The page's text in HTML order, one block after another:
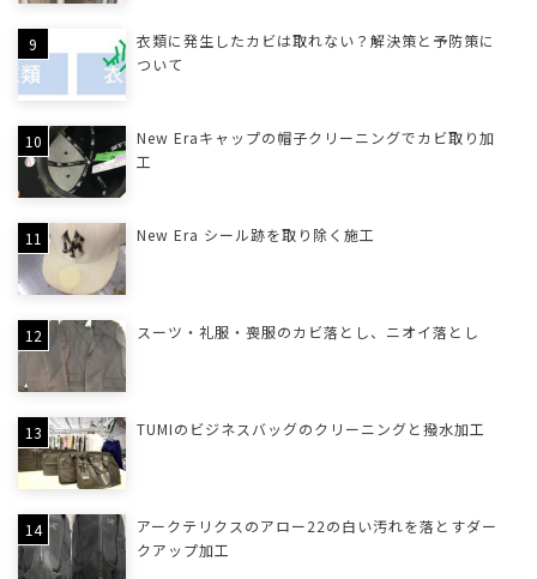
衣類に発生したカビは取れない？解決策と予防策に
ついて
New Eraキャップの帽子クリーニングでカビ取り加
工
New Era シール跡を取り除く施工
スーツ・礼服・喪服のカビ落とし、ニオイ落とし
TUMIのビジネスバッグのクリーニングと撥水加工
アークテリクスのアロー22の白い汚れを落とすダー
クアップ加工